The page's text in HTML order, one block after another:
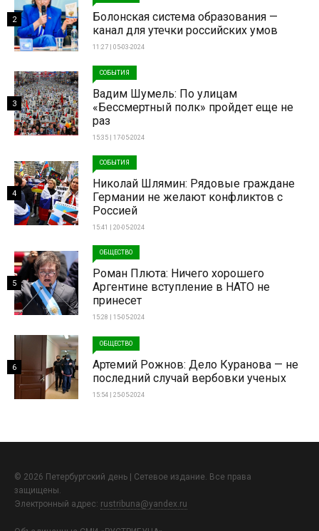
Болонская система образования —
канал для утечки российских умов
11:27 | 05-03-2024
2
СОБЫТИЯ
Вадим Шумель: По улицам
«Бессмертный полк» пройдет еще не
раз
15:35 | 17-05-2024
3
СОБЫТИЯ
Николай Шлямин: Рядовые граждане
Германии не желают конфликтов с
Россией
15:41 | 20-05-2024
4
ОБЩЕСТВО
Роман Плюта: Ничего хорошего
Аргентине вступление в НАТО не
принесет
15:28 | 15-05-2024
5
ОБЩЕСТВО
Артемий Рожнов: Дело Куранова — не
последний случай вербовки ученых
15:54 | 25-05-2024
6
© 2026 Петербургский день | Сетевое издание. Все права
защищены.
Электронный адрес: rustribuna@yandex.ru